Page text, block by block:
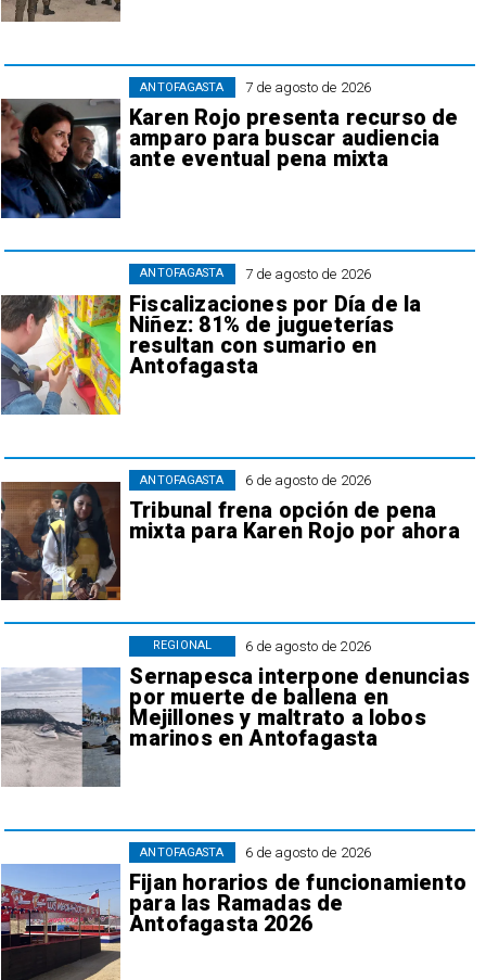
7 de agosto de 2026
Karen Rojo presenta recurso de
amparo para buscar audiencia
ante eventual pena mixta
ANTOFAGASTA
7 de agosto de 2026
Fiscalizaciones por Día de la
Niñez: 81% de jugueterías
resultan con sumario en
Antofagasta
ANTOFAGASTA
6 de agosto de 2026
Tribunal frena opción de pena
mixta para Karen Rojo por ahora
ANTOFAGASTA
6 de agosto de 2026
Sernapesca interpone denuncias
por muerte de ballena en
Mejillones y maltrato a lobos
marinos en Antofagasta
REGIONAL
6 de agosto de 2026
Fijan horarios de funcionamiento
para las Ramadas de
Antofagasta 2026
ANTOFAGASTA